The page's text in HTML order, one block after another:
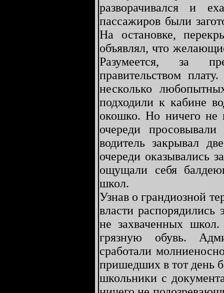
разворачивался и
пассажиров были
На остановке,
объявлял, что
Разумеется, за
правительством
несколько
подходили к кабине
окошко. Но ничего
очереди
водитель закрывал
очереди оказывались
ощущали себя
школ.
Узнав о грандиозной
власти распорядились
не захваченных
грязную обувь.
сработали
пришедших в тот день
школьники с